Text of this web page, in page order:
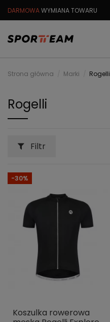
DARMOWAWYMIANA TOWARU
Strona główna Marki Rogelli
Rogelli
Filtr
-30%
Koszulka rowerowa